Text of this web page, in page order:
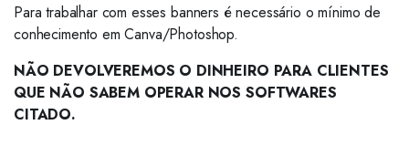
Para trabalhar com esses banners é necessário o mínimo de
conhecimento em Canva/Photoshop.
NÃO DEVOLVEREMOS O DINHEIRO PARA CLIENTES
QUE NÃO SABEM OPERAR NOS SOFTWARES
CITADO.